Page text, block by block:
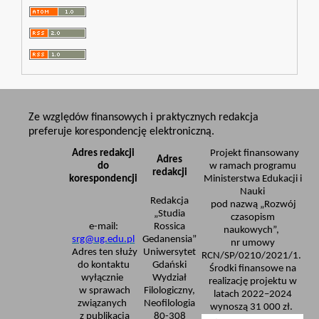
Ze względów finansowych i praktycznych redakcja
preferuje korespondencję elektroniczną.
Adres redakcji
do
korespondencji
Adres
redakcji
Projekt finansowany
w ramach programu
Ministerstwa Edukacji i
Nauki
pod nazwą „Rozwój
czasopism
naukowych”,
nr umowy
RCN/SP/0210/2021/1.
Środki finansowe na
realizację projektu w
latach 2022–2024
wynoszą 31 000 zł.
e-mail:
srg@ug.edu.pl
Adres ten służy
do kontaktu
wyłącznie
w sprawach
związanych
z publikacją
Redakcja
„Studia
Rossica
Gedanensia”
Uniwersytet
Gdański
Wydział
Filologiczny,
Neofilologia
80-308